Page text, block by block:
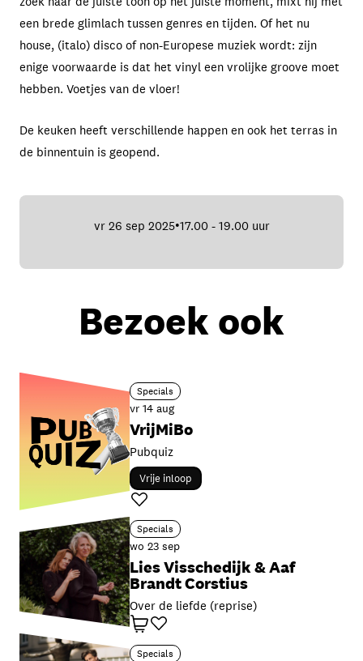
een brede glimlach tussen genres en tijden. Of het nu
house, (italo) disco of non-Europese muziek wordt: zijn
enige voorwaarde is dat het vinyl een vrolijke groove moet
hebben. Voetjes van de vloer!
De keuken heeft verschillende happen en ook het terras in
de binnentuin is geopend.
vr 26 sep 2025•17.00 - 19.00 uur
Bezoek ook
Specials
vr 14 aug
VrijMiBo
Pubquiz
Vrije inloop
Favoriet
Specials
wo 23 sep
Lies Visschedijk & Aaf
Brandt Corstius
Over de liefde (reprise)
Favoriet
Winkelwagen
Specials